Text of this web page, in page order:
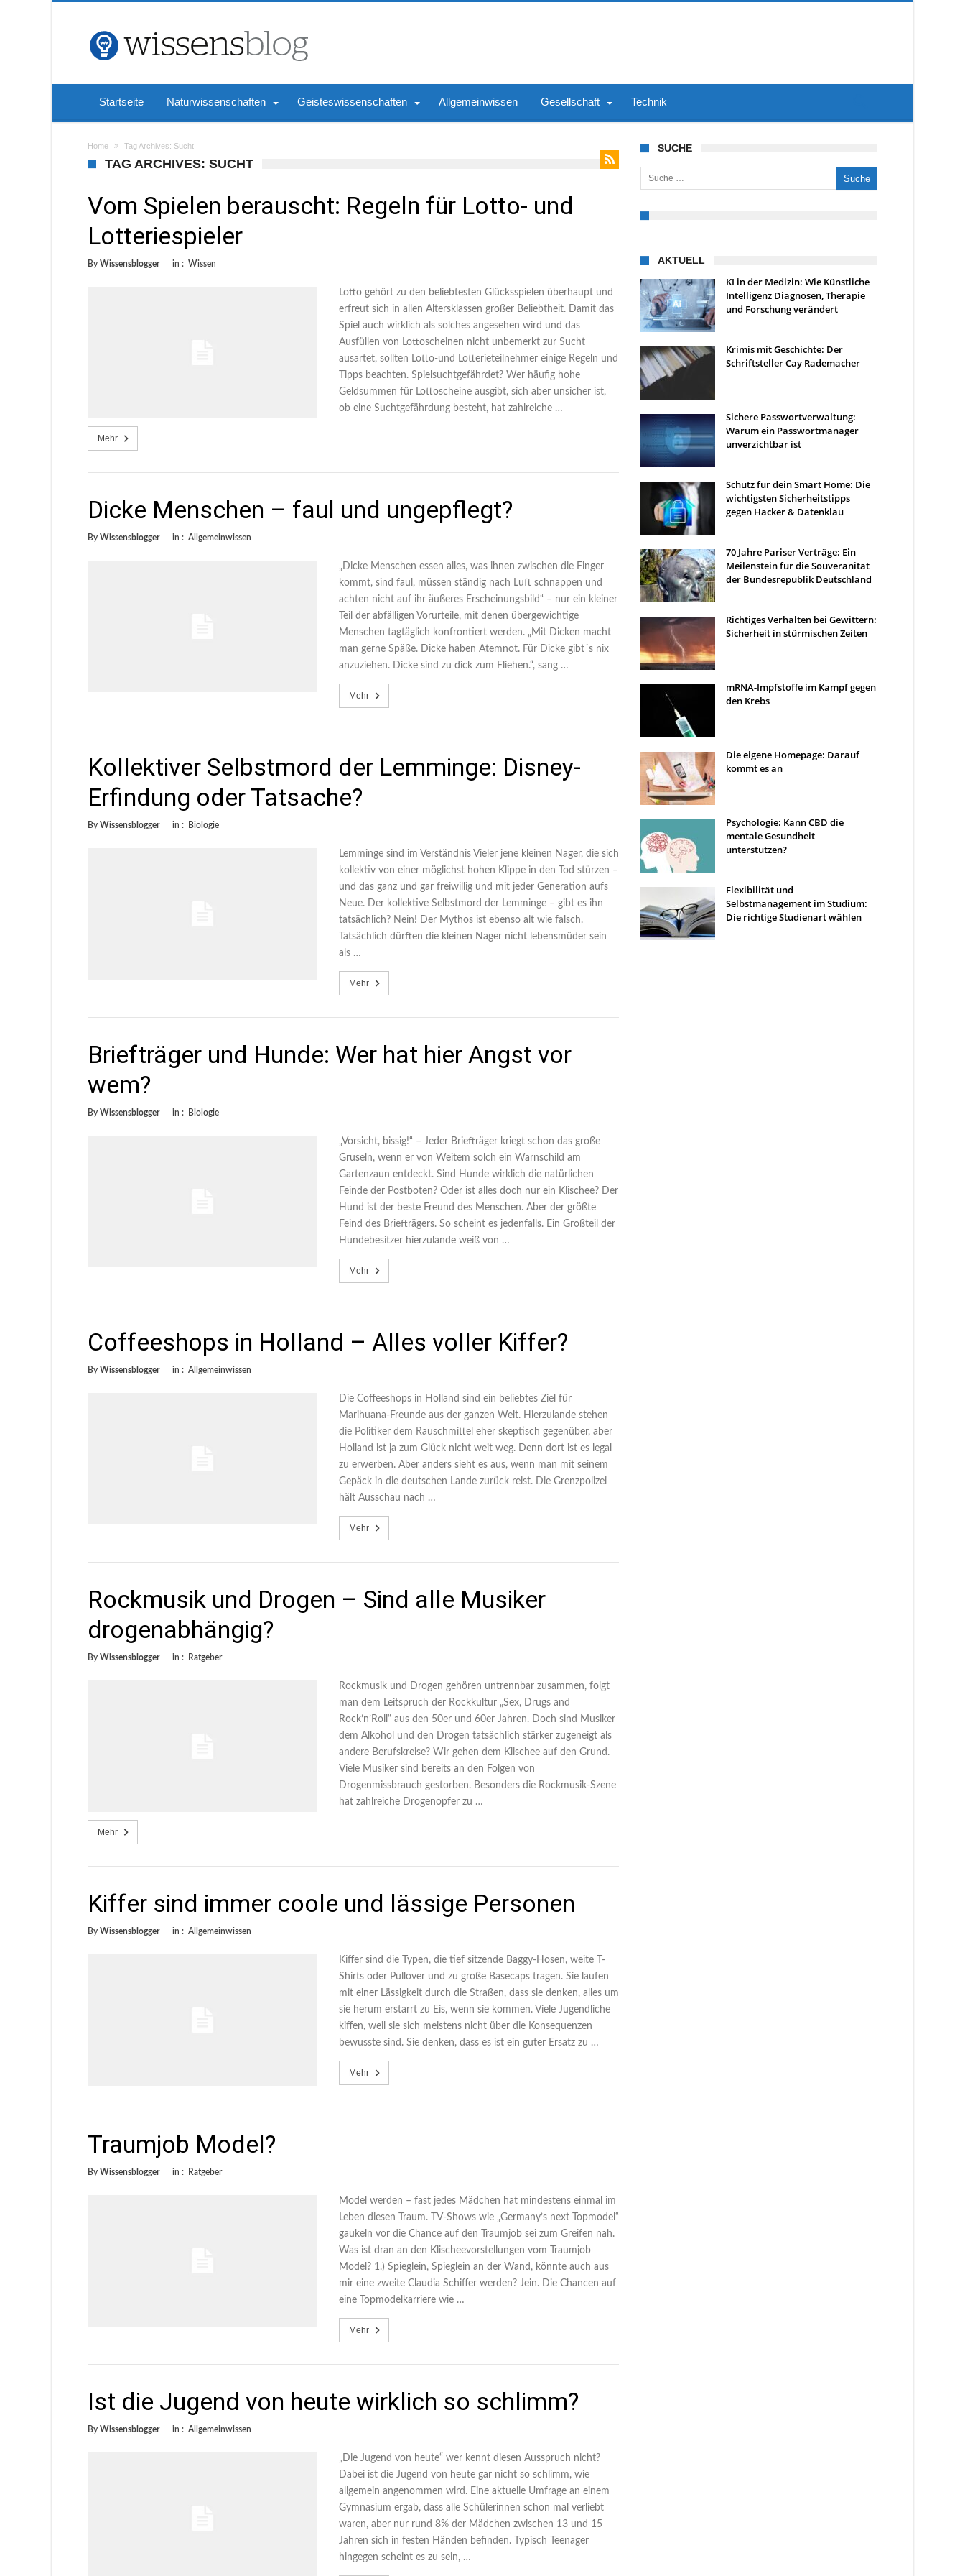
Startseite Naturwissenschaften Geisteswissenschaften Allgemeinwissen Gesellschaft Technik
Home Tag Archives: Sucht
TAG ARCHIVES: SUCHT
Vom Spielen berauscht: Regeln für Lotto- und
Lotteriespieler
By Wissensblogger in : Wissen
Lotto gehört zu den beliebtesten Glücksspielen überhaupt und
erfreut sich in allen Altersklassen großer Beliebtheit. Damit das
Spiel auch wirklich als solches angesehen wird und das
Ausfüllen von Lottoscheinen nicht unbemerkt zur Sucht
ausartet, sollten Lotto-und Lotterieteilnehmer einige Regeln und
Tipps beachten. Spielsuchtgefährdet? Wer häufig hohe
Geldsummen für Lottoscheine ausgibt, sich aber unsicher ist,
ob eine Suchtgefährdung besteht, hat zahlreiche …
Mehr
Dicke Menschen – faul und ungepflegt?
By Wissensblogger in : Allgemeinwissen
„Dicke Menschen essen alles, was ihnen zwischen die Finger
kommt, sind faul, müssen ständig nach Luft schnappen und
achten nicht auf ihr äußeres Erscheinungsbild“ – nur ein kleiner
Teil der abfälligen Vorurteile, mit denen übergewichtige
Menschen tagtäglich konfrontiert werden. „Mit Dicken macht
man gerne Späße. Dicke haben Atemnot. Für Dicke gibt´s nix
anzuziehen. Dicke sind zu dick zum Fliehen.“, sang …
Mehr
Kollektiver Selbstmord der Lemminge: Disney-
Erfindung oder Tatsache?
By Wissensblogger in : Biologie
Lemminge sind im Verständnis Vieler jene kleinen Nager, die sich
kollektiv von einer möglichst hohen Klippe in den Tod stürzen –
und das ganz und gar freiwillig und mit jeder Generation aufs
Neue. Der kollektive Selbstmord der Lemminge – gibt es ihn
tatsächlich? Nein! Der Mythos ist ebenso alt wie falsch.
Tatsächlich dürften die kleinen Nager nicht lebensmüder sein
als …
Mehr
Briefträger und Hunde: Wer hat hier Angst vor
wem?
By Wissensblogger in : Biologie
„Vorsicht, bissig!“ – Jeder Briefträger kriegt schon das große
Gruseln, wenn er von Weitem solch ein Warnschild am
Gartenzaun entdeckt. Sind Hunde wirklich die natürlichen
Feinde der Postboten? Oder ist alles doch nur ein Klischee? Der
Hund ist der beste Freund des Menschen. Aber der größte
Feind des Briefträgers. So scheint es jedenfalls. Ein Großteil der
Hundebesitzer hierzulande weiß von …
Mehr
Coffeeshops in Holland – Alles voller Kiffer?
By Wissensblogger in : Allgemeinwissen
Die Coffeeshops in Holland sind ein beliebtes Ziel für
Marihuana-Freunde aus der ganzen Welt. Hierzulande stehen
die Politiker dem Rauschmittel eher skeptisch gegenüber, aber
Holland ist ja zum Glück nicht weit weg. Denn dort ist es legal
zu erwerben. Aber anders sieht es aus, wenn man mit seinem
Gepäck in die deutschen Lande zurück reist. Die Grenzpolizei
hält Ausschau nach …
Mehr
Rockmusik und Drogen – Sind alle Musiker
drogenabhängig?
By Wissensblogger in : Ratgeber
Rockmusik und Drogen gehören untrennbar zusammen, folgt
man dem Leitspruch der Rockkultur „Sex, Drugs and
Rock’n’Roll“ aus den 50er und 60er Jahren. Doch sind Musiker
dem Alkohol und den Drogen tatsächlich stärker zugeneigt als
andere Berufskreise? Wir gehen dem Klischee auf den Grund.
Viele Musiker sind bereits an den Folgen von
Drogenmissbrauch gestorben. Besonders die Rockmusik-Szene
hat zahlreiche Drogenopfer zu …
Mehr
Kiffer sind immer coole und lässige Personen
By Wissensblogger in : Allgemeinwissen
Kiffer sind die Typen, die tief sitzende Baggy-Hosen, weite T-
Shirts oder Pullover und zu große Basecaps tragen. Sie laufen
mit einer Lässigkeit durch die Straßen, dass sie denken, alles um
sie herum erstarrt zu Eis, wenn sie kommen. Viele Jugendliche
kiffen, weil sie sich meistens nicht über die Konsequenzen
bewusste sind. Sie denken, dass es ist ein guter Ersatz zu …
Mehr
Traumjob Model?
By Wissensblogger in : Ratgeber
Model werden – fast jedes Mädchen hat mindestens einmal im
Leben diesen Traum. TV-Shows wie „Germany’s next Topmodel“
gaukeln vor die Chance auf den Traumjob sei zum Greifen nah.
Was ist dran an den Klischeevorstellungen vom Traumjob
Model? 1.) Spieglein, Spieglein an der Wand, könnte auch aus
mir eine zweite Claudia Schiffer werden? Jein. Die Chancen auf
eine Topmodelkarriere wie …
Mehr
Ist die Jugend von heute wirklich so schlimm?
By Wissensblogger in : Allgemeinwissen
„Die Jugend von heute“ wer kennt diesen Ausspruch nicht?
Dabei ist die Jugend von heute gar nicht so schlimm, wie
allgemein angenommen wird. Eine aktuelle Umfrage an einem
Gymnasium ergab, dass alle Schülerinnen schon mal verliebt
waren, aber nur rund 8% der Mädchen zwischen 13 und 15
Jahren sich in festen Händen befinden. Typisch Teenager
hingegen scheint es zu sein, …
SUCHE
Suche nach:
AKTUELL
KI in der Medizin: Wie Künstliche
Intelligenz Diagnosen, Therapie
und Forschung verändert
Krimis mit Geschichte: Der
Schriftsteller Cay Rademacher
Sichere Passwortverwaltung:
Warum ein Passwortmanager
unverzichtbar ist
Schutz für dein Smart Home: Die
wichtigsten Sicherheitstipps
gegen Hacker & Datenklau
70 Jahre Pariser Verträge: Ein
Meilenstein für die Souveränität
der Bundesrepublik Deutschland
Richtiges Verhalten bei Gewittern:
Sicherheit in stürmischen Zeiten
mRNA-Impfstoffe im Kampf gegen
den Krebs
Die eigene Homepage: Darauf
kommt es an
Psychologie: Kann CBD die
mentale Gesundheit
unterstützen?
Flexibilität und
Selbstmanagement im Studium:
Die richtige Studienart wählen